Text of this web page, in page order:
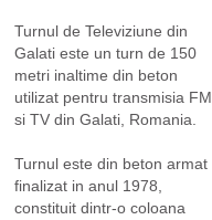
Turnul de Televiziune din
Galati este un turn de 150
metri inaltime din beton
utilizat pentru transmisia FM
si TV din Galati, Romania.
Turnul este din beton armat
finalizat in anul 1978,
constituit dintr-o coloana